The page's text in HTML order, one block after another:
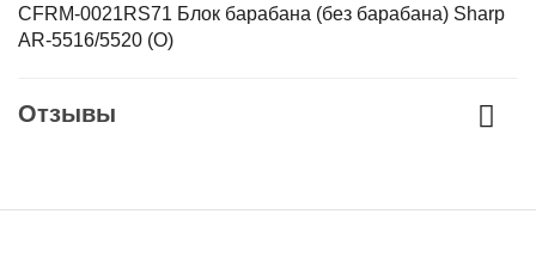
CFRM-0021RS71 Блок барабана (без барабана) Sharp
AR-5516/5520 (О)
Отзывы